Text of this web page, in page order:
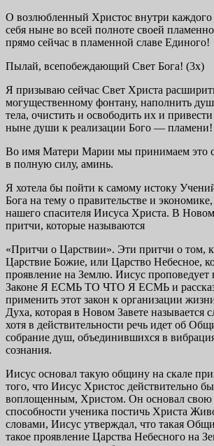
О возлюбленный Христос внутри каждого
себя ныне во всей полноте своей
прямо сейчас в пламенной славе Единого!
Пылай, всепобеждающий Свет Бога! (3х)
Я призываю сейчас Свет Христа
могущественному фонтану, наполнить
тела, очистить и освободить их и
ныне души к реализации Бого — пламени!
Во имя Матери Марии мы принимаем это
в полную силу, аминь.
Я хотела бы пойти к самому истоку
Бога на тему о правительстве и
нашего спасителя Иисуса Христа. В Новом
притчи, которые называются
«Притчи о Царствии». Эти притчи о том,
Царствие Божие, или Царство Небесное,
проявление на Землю. Иисус проповедует
Законе Я ЕСМЬ ТО ЧТО Я ЕСМЬ и
применить этот закон к организации
Духа, которая в Новом Завете называется
хотя в действительности речь идет об
собрание душ, объединившихся в
сознания.
Иисус основал такую общину на скале
того, что Иисус Христос действительно
воплощенным, Христом. Он основал
способности ученика постичь Христа
словами, Иисус утверждал, что такая
такое проявление Царства Небесного на